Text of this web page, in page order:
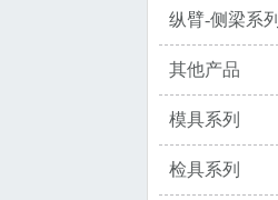
纵臂-侧梁系列
其他产品
模具系列
检具系列